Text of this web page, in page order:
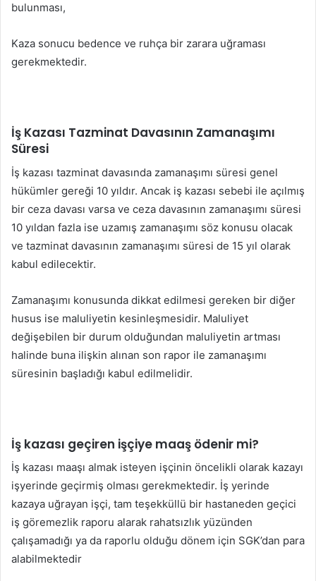
bulunması,
Kaza sonucu bedence ve ruhça bir zarara uğraması
gerekmektedir.
İş Kazası Tazminat Davasının Zamanaşımı
Süresi
İş kazası tazminat davasında zamanaşımı süresi genel
hükümler gereği 10 yıldır. Ancak iş kazası sebebi ile açılmış
bir ceza davası varsa ve ceza davasının zamanaşımı süresi
10 yıldan fazla ise uzamış zamanaşımı söz konusu olacak
ve tazminat davasının zamanaşımı süresi de 15 yıl olarak
kabul edilecektir.
Zamanaşımı konusunda dikkat edilmesi gereken bir diğer
husus ise maluliyetin kesinleşmesidir. Maluliyet
değişebilen bir durum olduğundan maluliyetin artması
halinde buna ilişkin alınan son rapor ile zamanaşımı
süresinin başladığı kabul edilmelidir.
İş kazası geçiren işçiye maaş ödenir mi?
İş kazası maaşı almak isteyen işçinin öncelikli olarak kazayı
işyerinde geçirmiş olması gerekmektedir. İş yerinde
kazaya uğrayan işçi, tam teşekküllü bir hastaneden geçici
iş göremezlik raporu alarak rahatsızlık yüzünden
çalışamadığı ya da raporlu olduğu dönem için SGK’dan para
alabilmektedir